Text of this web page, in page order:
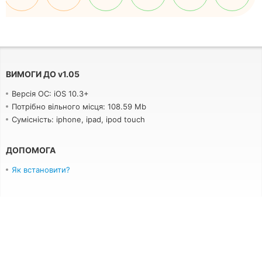
ВИМОГИ ДОv1.05
Версія ОС: iOS 10.3+
Потрібно вільного місця: 108.59 Mb
Сумісність: iphone, ipad, ipod touch
ДОПОМОГА
Як встановити?